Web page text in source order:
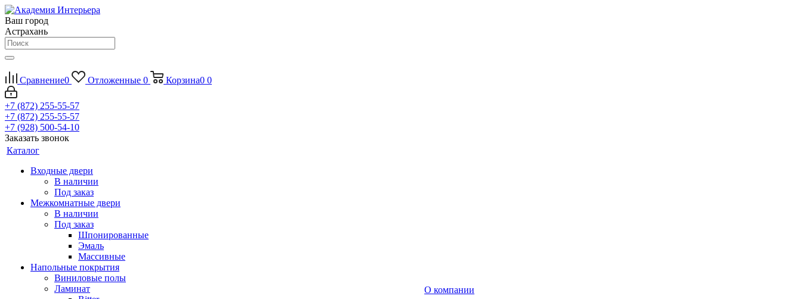
Ваш город
Астрахань
Сравнение0 Отложенные 0 Корзина0 0
+7 (872) 255-55-57
+7 (872) 255-55-57
+7 (928) 500-54-10
Заказать звонок
Каталог
Входные двери
В наличии
Под заказ
Межкомнатные двери
В наличии
Под заказ
Шпонированные
Эмаль
Массивные
Напольные покрытия
Виниловые полы
Ламинат
О компании